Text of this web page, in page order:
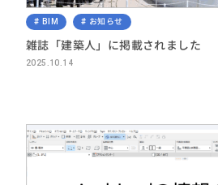
BIM お知らせ
雑誌「建築人」に掲載されました
2025.10.14